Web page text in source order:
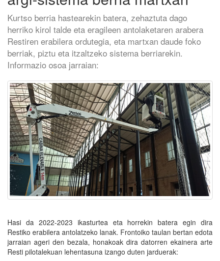
Kurtso berria hastearekin batera, zehaztuta dago
herriko kirol talde eta eragileen antolaketaren arabera
Restiren erabilera ordutegia, eta martxan daude foko
berriak, piztu eta itzaltzeko sistema berriarekin.
Informazio osoa jarraian:
Hasi da 2022-2023 ikasturtea eta horrekin batera egin dira
Restiko erabilera antolatzeko lanak. Frontoiko taulan bertan edota
jarraian ageri den bezala, honakoak dira datorren ekainera arte
Resti pilotalekuan lehentasuna izango duten jarduerak: